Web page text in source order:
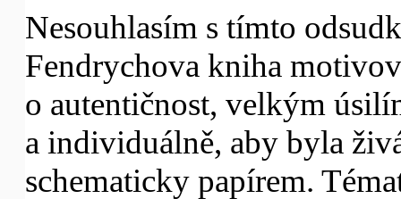
Nesouhlasím s tímto
Fendrychova kniha
o autentičnost, velkým
a individuálně, aby byla
schematicky papírem.